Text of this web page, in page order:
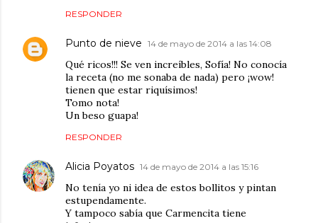
RESPONDER
Punto de nieve 14 de mayo de 2014 a las 14:08
Qué ricos!!! Se ven increíbles, Sofía! No conocía
la receta (no me sonaba de nada) pero ¡wow!
tienen que estar riquísimos!
Tomo nota!
Un beso guapa!
RESPONDER
Alicia Poyatos 14 de mayo de 2014 a las 15:16
No tenía yo ni idea de estos bollitos y pintan
estupendamente.
Y tampoco sabía que Carmencita tiene